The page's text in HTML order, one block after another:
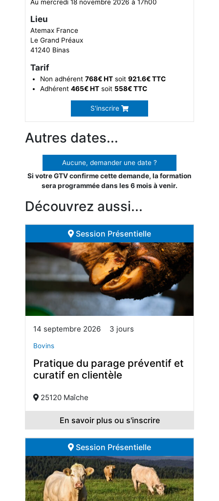
Au mercredi 18 novembre 2026 à 17h00
Lieu
Atemax France
Le Grand Préaux
41240 Binas
Tarif
Non adhérent 768€ HT soit 921.6€ TTC
Adhérent 465€ HT soit 558€ TTC
S'inscrire
Autres dates...
Aucune, demander une date ?
Si votre GTV confirme cette demande, la formation
sera programmée dans les 6 mois à venir.
Découvrez aussi...
Session Présentielle
14 septembre 2026 3 jours
Bovins
Pratique du parage préventif et
curatif en clientèle
25120 Maîche
En savoir plus ou s'inscrire
Session Présentielle